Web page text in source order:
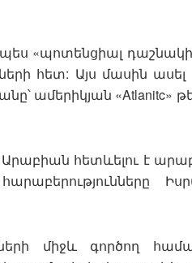
«պոտենցիալ
հետ: Այս մասին ասել
ամերիկյան «Atlanitc»
հետևելու է
միջև գործող